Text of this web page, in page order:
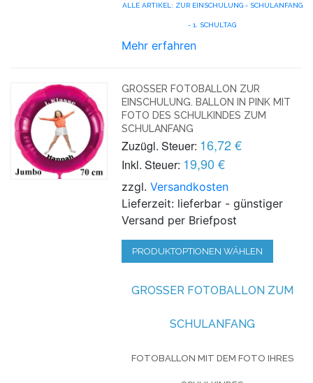
ALLE ARTIKEL: ZUR EINSCHULUNG - SCHULANFANG
- 1. SCHULTAG
Mehr erfahren
GROSSER FOTOBALLON ZUR E
INSCHULUNG. BALLON IN PINK MIT F
OTO DES SCHULKINDES ZUM S
CHULANFANG
Zuzügl. Steuer: 16,72 €
Inkl. Steuer: 19,90 €
zzgl.Versandkosten
Lieferzeit: lieferbar - günstiger
Versand per Briefpost
PRODUKTOPTIONEN WÄHLEN
GROSSER FOTOBALLON ZUM S
CHULANFANG
FOTOBALLON MIT DEM FOTO IHRES